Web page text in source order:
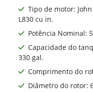
Tipo de motor:
L830 cu in.
Potência Nominal:
Capacidade do
330 gal.
Comprimento do
Diâmetro do rotor: